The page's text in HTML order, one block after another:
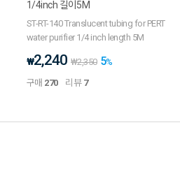
1/4inch 길이5M
ST-RT-140 Translucent tubing for PERT
water purifier 1/4 inch length 5M
₩2,240 ₩2,350 5%
구매 270 리뷰 7